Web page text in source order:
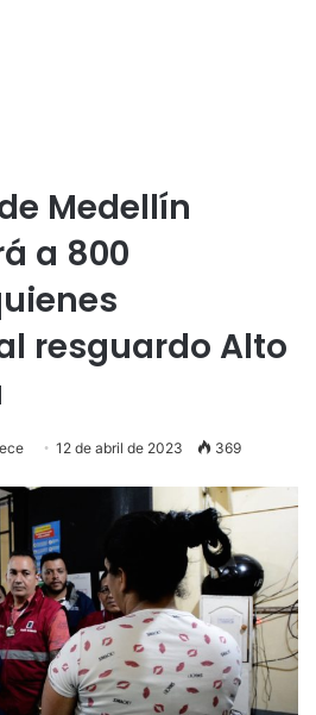
Medellín
a 800
resguardo Alto
12 de abril de 2023 369